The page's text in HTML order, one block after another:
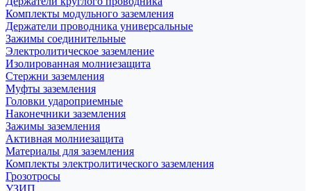
Комплекты модульного заземления
Держатели проводника универсальные
Зажимы соединительные
Электролитическое заземление
Изолированная молниезащита
Стержни заземления
Муфты заземления
Головки удароприемные
Наконечники заземления
Зажимы заземления
Активная молниезащита
Материалы для заземления
Комплекты электролитического заземления
Грозотросы
УЗИП